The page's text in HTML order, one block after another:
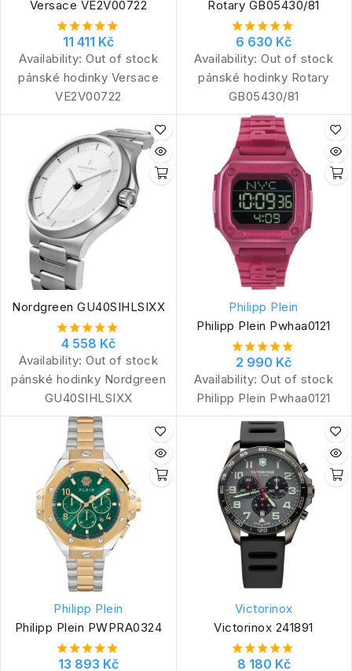
Versace VE2V00722
11 411 Kč
Availability: Out of stock
pánské hodinky Versace
VE2V00722
Rotary GB05430/81
6 630 Kč
Availability: Out of stock
pánské hodinky Rotary
GB05430/81
Nordgreen GU40SIHLSIXX
4 558 Kč
Availability: Out of stock
pánské hodinky Nordgreen
GU40SIHLSIXX
Philipp Plein
Philipp Plein Pwhaa0121
2 990 Kč
Availability: Out of stock
Philipp Plein Pwhaa0121
Philipp Plein
Philipp Plein PWPRA0324
13 893 Kč
Victorinox
Victorinox 241891
8 180 Kč